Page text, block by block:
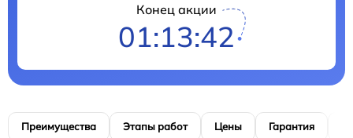
Конец акции
01:13:41
Преимущества Этапы работ Цены Гарантия